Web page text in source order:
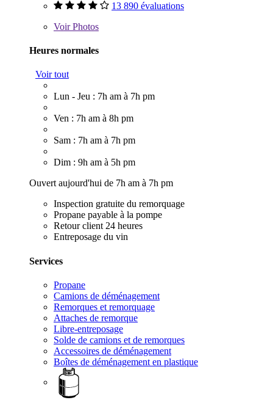
13 890 évaluations
VoirPhotos
Heures normales
Voir tout
Lun - Jeu : 7h am à 7h pm
Ven : 7h am à 8h pm
Sam : 7h am à 7h pm
Dim : 9h am à 5h pm
Ouvert aujourd'hui de 7h am à 7h pm
Inspection gratuite du remorquage
Propane payable à la pompe
Retour client 24 heures
Entreposage du vin
Services
Propane
Camions de déménagement
Remorques et remorquage
Attaches de remorque
Libre-entreposage
Solde de camions et de remorques
Accessoires de déménagement
Boîtes de déménagement en plastique